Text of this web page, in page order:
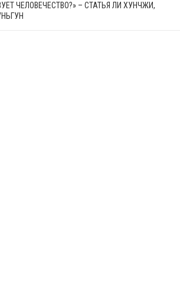
ЧЕЛОВЕЧЕСТВО?» – СТАТЬЯ ЛИ ХУНЧЖИ,